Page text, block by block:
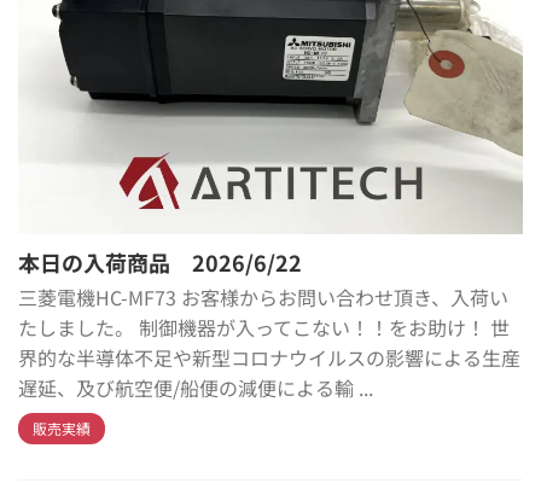
本日の入荷商品 2026/6/22
三菱電機HC-MF73 お客様からお問い合わせ頂き、入荷い
たしました。 制御機器が入ってこない！！をお助け！ 世
界的な半導体不足や新型コロナウイルスの影響による生産
遅延、及び航空便/船便の減便による輸 ...
販売実績